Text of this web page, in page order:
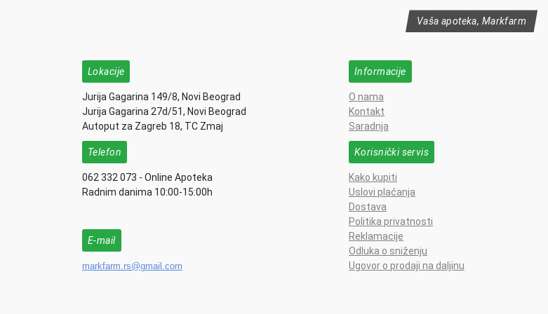
Vaša apoteka, Markfarm
Lokacije
Jurija Gagarina 149/8, Novi Beograd
Jurija Gagarina 27d/51, Novi Beograd
Autoput za Zagreb 18, TC Zmaj
Telefon
062 332 073 - Online Apoteka
Radnim danima 10:00-15:00h
E-mail
markfarm.rs@gmail.com
Informacije
O nama
Kontakt
Saradnja
Korisnički servis
Kako kupiti
Uslovi plaćanja
Dostava
Politika privatnosti
Reklamacije
Odluka o sniženju
Ugovor o prodaji na daljinu